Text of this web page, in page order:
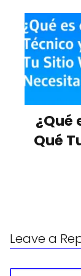
¿Qué
Qué
Leave a